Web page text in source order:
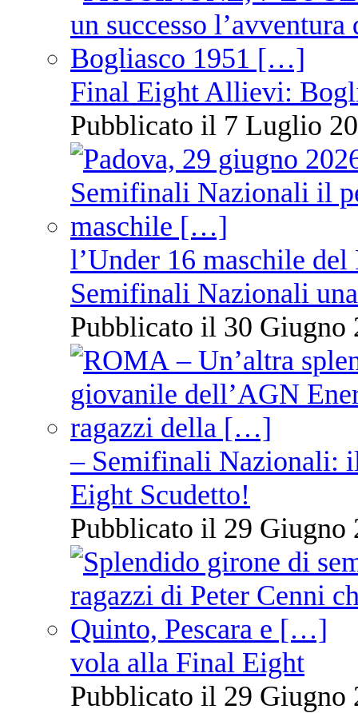
Final Eight Allievi:
Pubblicato il 7 Luglio
l’Under 16 maschile
Semifinali Nazionali
Pubblicato il 30 Giugno
– Semifinali Nazionali:
Eight Scudetto!
Pubblicato il 29 Giugno
vola alla Final Eight
Pubblicato il 29 Giugno